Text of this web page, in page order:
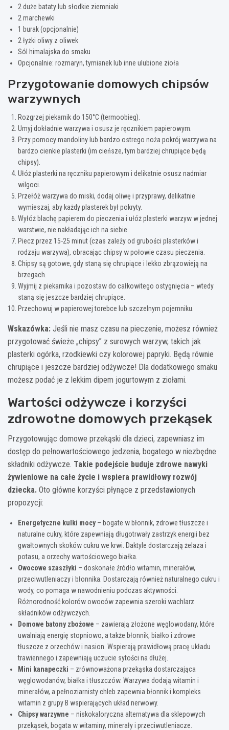
2 duże bataty lub słodkie ziemniaki
2 marchewki
1 burak (opcjonalnie)
2 łyżki oliwy z oliwek
Sól himalajska do smaku
Opcjonalnie: rozmaryn, tymianek lub inne ulubione zioła
Przygotowanie domowych chipsów
warzywnych
Rozgrzej piekarnik do 150°C (termoobieg).
Umyj dokładnie warzywa i osusz je ręcznikiem papierowym.
Przy pomocy mandoliny lub bardzo ostrego noża pokrój warzywa na
bardzo cienkie plasterki (im cieńsze, tym bardziej chrupiące będą
chipsy).
Ułóż plasterki na ręczniku papierowym i delikatnie osusz nadmiar
wilgoci.
Przełóż warzywa do miski, dodaj oliwę i przyprawy, delikatnie
wymieszaj, aby każdy plasterek był pokryty.
Wyłóż blachę papierem do pieczenia i ułóż plasterki warzyw w jednej
warstwie, nie nakładając ich na siebie.
Piecz przez 15-25 minut (czas zależy od grubości plasterków i
rodzaju warzywa), obracając chipsy w połowie czasu pieczenia.
Chipsy są gotowe, gdy staną się chrupiące i lekko zbrązowieją na
brzegach.
Wyjmij z piekarnika i pozostaw do całkowitego ostygnięcia – wtedy
staną się jeszcze bardziej chrupiące.
Przechowuj w papierowej torebce lub szczelnym pojemniku.
Wskazówka: Jeśli nie masz czasu na pieczenie, możesz również
przygotować świeże „chipsy” z surowych warzyw, takich jak
plasterki ogórka, rzodkiewki czy kolorowej papryki. Będą równie
chrupiące i jeszcze bardziej odżywcze! Dla dodatkowego smaku
możesz podać je z lekkim dipem jogurtowym z ziołami.
Wartości odżywcze i korzyści
zdrowotne domowych przekąsek
Przygotowując domowe przekąski dla dzieci, zapewniasz im
dostęp do pełnowartościowego jedzenia, bogatego w niezbędne
składniki odżywcze. Takie podejście buduje zdrowe nawyki
żywieniowe na całe życie i wspiera prawidłowy rozwój
dziecka. Oto główne korzyści płynące z przedstawionych
propozycji:
Energetyczne kulki mocy– bogate w błonnik, zdrowe tłuszcze i
naturalne cukry, które zapewniają długotrwały zastrzyk energii bez
gwałtownych skoków cukru we krwi. Daktyle dostarczają żelaza i
potasu, a orzechy wartościowego białka.
Owocowe szaszłyki – doskonałe źródło witamin, minerałów,
przeciwutleniaczy i błonnika. Dostarczają również naturalnego cukru i
wody, co pomaga w nawodnieniu podczas aktywności.
Różnorodność kolorów owoców zapewnia szeroki wachlarz
składników odżywczych.
Domowe batony zbożowe – zawierają złożone węglowodany, które
uwalniają energię stopniowo, a także błonnik, białko i zdrowe
tłuszcze z orzechów i nasion. Wspierają prawidłową pracę układu
trawiennego i zapewniają uczucie sytości na dłużej.
Mini kanapeczki – zrównoważona przekąska dostarczająca
węglowodanów, białka i tłuszczów. Warzywa dodają witamin i
minerałów, a pełnoziarnisty chleb zapewnia błonnik i kompleks
witamin z grupy B wspierających układ nerwowy.
Chipsy warzywne – niskokaloryczna alternatywa dla sklepowych
przekąsek, bogata w witaminy, minerały i przeciwutleniacze.